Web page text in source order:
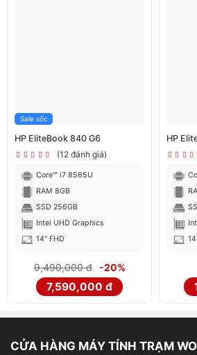
truyền tải và nhận rất sắc nét, âm
Sale sốc
HP EliteBook 840 G6
(12 đánh giá)
Core™ i7 8565U
RAM 8GB
SSD 256GB
Intel UHD Graphics
14" FHD
9,490,000 đ -20%
7,590,000 đ
HP
CỬA HÀNG MÁY TÍNH TRẠM